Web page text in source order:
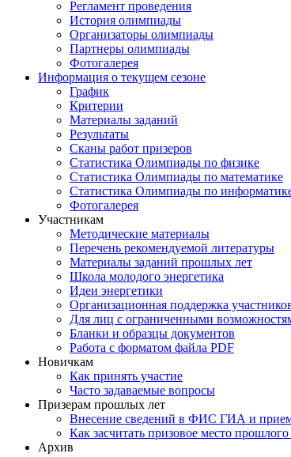
Регламент проведения
История олимпиады
Организаторы олимпиады
Партнеры олимпиады
Фотогалерея
Информация о текущем сезоне
График
Критерии
Материалы заданий
Результаты
Сканы работ призеров
Статистика Олимпиады по физике
Статистика Олимпиады по математике
Статистика Олимпиады по
Фотогалерея
Участникам
Методические материалы
Перечень рекомендуемой литературы
Материалы заданий прошлых лет
Школа молодого энергетика
Идеи энергетики
Организационная поддержка
Для лиц с ограниченными
Бланки и образцы документов
Работа с форматом файла PDF
Новичкам
Как принять участие
Часто задаваемые вопросы
Призерам прошлых лет
Внесение сведений в ФИС ГИА и
Как засчитать призовое место прошлого
Архив